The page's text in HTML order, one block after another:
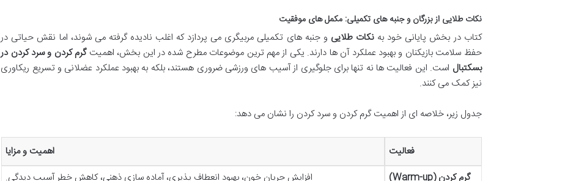
نکات طلایی از بزرگان و جنبه های تکمیلی: مکمل های موفقیت
کتاب در بخش پایانی خود به نکات طلایی و جنبه های تکمیلی مربیگری می پردازد که اغلب نادیده گرفته می شوند، اما نقش حیاتی در
حفظ سلامت بازیکنان و بهبود عملکرد آن ها دارند. یکی از مهم ترین موضوعات مطرح شده در این بخش، اهمیتگرم کردن و سرد کردن در
بسکتبال است. این فعالیت ها نه تنها برای جلوگیری از آسیب های ورزشی ضروری هستند، بلکه به بهبود عملکرد عضلانی و تسریع ریکاوری
نیز کمک می کنند.
جدول زیر، خلاصه ای از اهمیت گرم کردن و سرد کردن را نشان می دهد:
فعالیت
اهمیت و مزایا
گرم کردن (Warm-up)
افزایش جریان خون، بهبود انعطاف پذیری، آماده سازی ذهنی، کاهش خطر آسیب دیدگی.